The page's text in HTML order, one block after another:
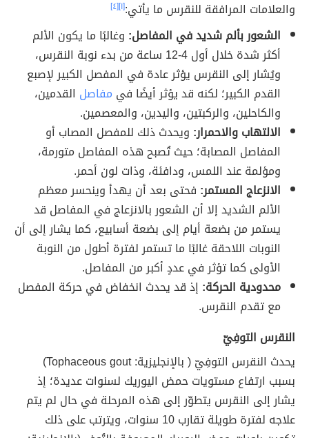
والعلامات المرافقة للنقرس ما يأتي:[١] [٤]
الشعور بألم شديد في المفاصل: وغالبًا ما يكون الألم
أكثر شدة خلال أول 4-12 ساعة من بدء نوبة النقرس،
ويُشار إلى النقرس يؤثر عادة في المفصل الكبير لإصبع
القدم الكبير؛ لكنه قد يؤثر أيضًا في مفاصل القدمين،
والكاحلين، والركبتين، واليدين، والمعصمين.
الالتهاب والاحمرار: ويحدث ذلك للمفصل المصاب أو
المفاصل المصابة؛ حيث تُصبح هذه المفاصل متورمة،
ومؤلمة عند اللمس، ودافئة، وذات لون أحمر.
الانزعاج المستمر: فحتى بعد أن يهدأ وينحسر معظم
الألم الشديد إلا أن الشعور بالانزعاج في المفاصل قد
يستمر من بضعة أيام إلى بضعة أسابيع، كما يشار إلى أن
النوبات اللاحقة غالبًا ما تستمر لفترة أطول من النوبة
الأولى كما تؤثر في عددٍ أكبر من المفاصل.
محدودية الحركة: إذ قد يحدث انخفاض في حركة المفصل
مع تقدم النقرس.
النقرس التوفِيّ
يحدث النقرس التوفِيّ ( بالإنجليزية: Tophaceous gout)
بسبب ارتفاع مستويات حمض اليوريك لسنوات عديدة؛ إذ
يشار إلى النقرس يتطوّر إلى هذه المرحلة في حال لم يتم
علاجه لفترة طويلة تقارب 10 سنوات، ويترتب على ذلك